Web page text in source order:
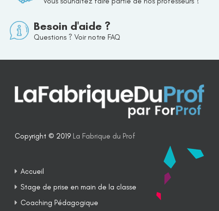
Besoin d'aide ?
Questions ? Voir notre FAQ
Copyright © 2019 La Fabrique du Prof
Accueil
Stage de prise en main de la classe
Coaching Pédagogique